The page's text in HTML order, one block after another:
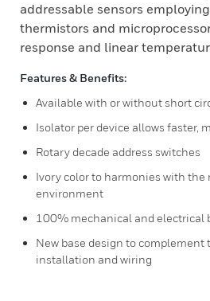
addressable sensors
thermistors and
response and linear
Features & Benefits:
Available with or without short
Isolator per device allows faster,
Rotary decade address switches
Ivory color to harmonies with the
environment
100% mechanical and electrical
New base design to complement
installation and wiring